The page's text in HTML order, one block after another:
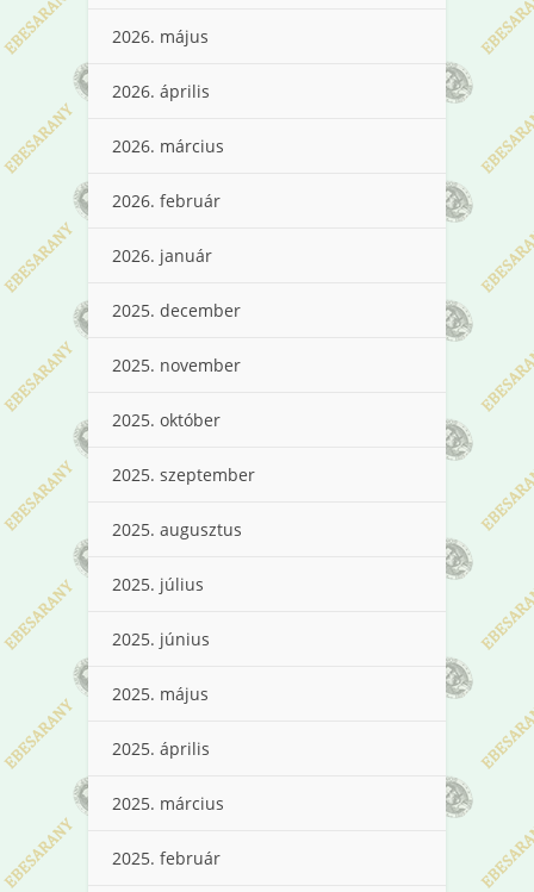
2026. május
2026. április
2026. március
2026. február
2026. január
2025. december
2025. november
2025. október
2025. szeptember
2025. augusztus
2025. július
2025. június
2025. május
2025. április
2025. március
2025. február